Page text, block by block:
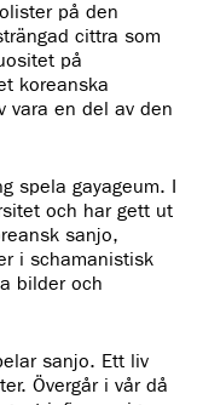
på den
cittra som
på
koreanska
vara en del av den
spela gayageum. I
och har gett ut
sanjo,
i schamanistisk
bilder och
sanjo. Ett liv
Övergår i vår då